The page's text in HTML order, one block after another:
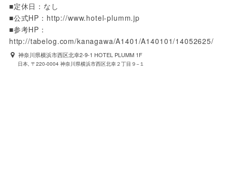
■定休日：なし
■公式HP：http://www.hotel-plumm.jp
■参考HP：
http://tabelog.com/kanagawa/A1401/A140101/14052625/
神奈川県横浜市西区北幸2-9-1 HOTEL PLUMM 1F
日本, 〒220-0004 神奈川県横浜市西区北幸２丁目９−１